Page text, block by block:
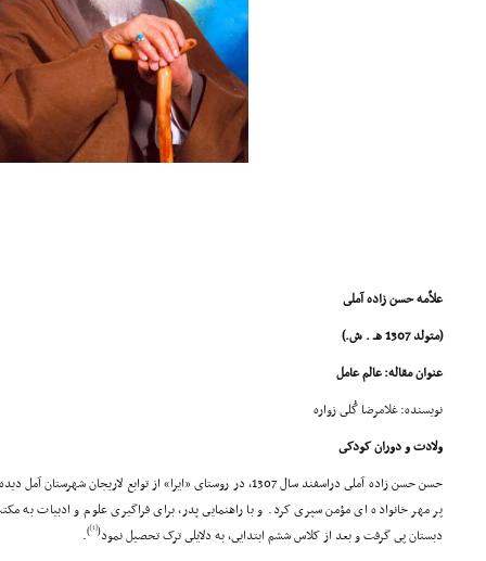
علاّمه حسن زاده آملى
(متولد 1307 هـ . ش.)
عنوان مقاله: عالم عامل
نویسنده: غلامرضا گُلى زواره
ولادت و دوران کودکى
حسن حسن زاده آملى دراسفند سال 1307، در روستاى «ایرا» از توابع
پر مهر خانواده اى مؤمن سپرى کرد. و با راهنمایى پدر، براى فراگیرى علوم و ادبیات به
دبستان پى گرفت و بعد از کلاس ششم ابتدایى، به دلایلى ترک تحصیل نمود(
[1]
)
.